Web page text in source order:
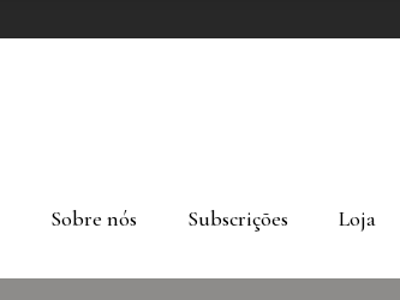
Sobre nós Subscrições Loja